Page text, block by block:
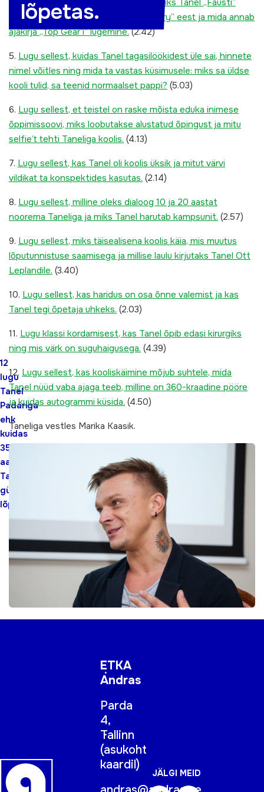
12
lugu
Tanel
Padariga
ehk
kuidas
35-
aastane
Tanel
gümnaasiumi
lõpetas.
lõpetas.
Lugu kohustuslikust kirjandusest, miks Tanel „Fausti”
luges, mis hinde sai ta „Madame Bovary” eest ja mida annab
ajakirja „Top Gear’i” lugemine.(2.42)
5. Lugu sellest, kuidas Tanel tagasilöökidest üle sai, hinnete
nimel võitles ning mida ta vastas küsimusele: miks sa üldse
kooli tulid, sa teenid normaalset pappi? (5.03)
6. Lugu sellest, et teistel on raske mõista eduka inimese
õppimissoovi, miks loobutakse alustatud õpingust ja mitu
selfie’t tehti Taneliga koolis. (4.13)
7. Lugu sellest, kas Tanel oli koolis üksik ja mitut värvi
vildikat ta konspektides kasutas. (2.14)
8. Lugu sellest, milline oleks dialoog 10 ja 20 aastat
noorema Taneliga ja miks Tanel harutab kampsunit. (2.57)
9. Lugu sellest, miks täisealisena koolis käia, mis muutus
lõputunnistuse saamisega ja millise laulu kirjutaks Tanel Ott
Leplandile. (3.40)
10. Lugu sellest, kas haridus on osa õnne valemist ja kas
Tanel tegi õpetaja uhkeks. (2.03)
11. Lugu klassi kordamisest, kas Tanel õpib edasi kirurgiks
ning mis värk on suguhaigusega. (4.39)
12. Lugu sellest, kas kooliskäimine mõjub suhtele, mida
Tanel nüüd vaba ajaga teeb, milline on 360-kraadine pööre
ja kuidas autogrammi küsida. (4.50)
Taneliga vestles Marika Kaasik.
ETKA
Andras
Parda
4,
Tallinn
(asukoht
kaardil)
JÄLGI MEID